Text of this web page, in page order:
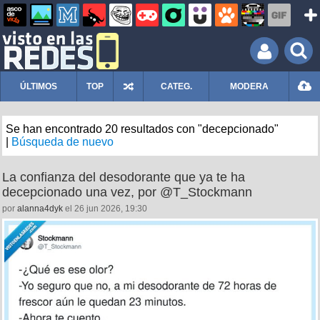
ÚLTIMOS TOP CATEG. MODERA
Se han encontrado 20 resultados con "decepcionado"
Búsqueda de nuevo
La confianza del desodorante que ya te ha
decepcionado una vez, por @T_Stockmann
por alanna4dyk el 26 jun 2026, 19:30